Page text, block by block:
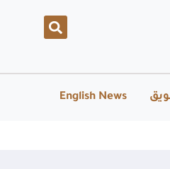
English News